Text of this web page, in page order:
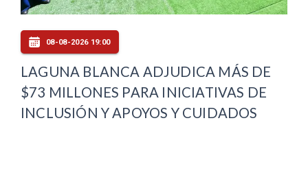
08-08-2026 19:00
LAGUNA BLANCA ADJUDICA MÁS DE
$73 MILLONES PARA INICIATIVAS DE
INCLUSIÓN Y APOYOS Y CUIDADOS